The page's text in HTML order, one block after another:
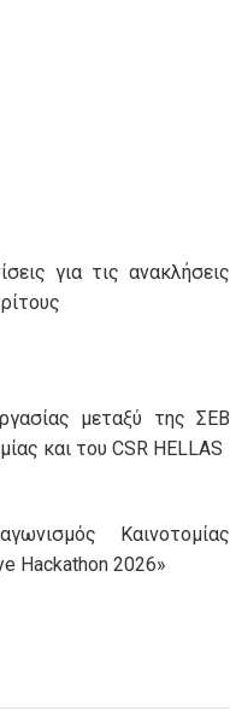
για τις ανακλήσεις
μεταξύ της ΣΕΒ
και του CSR HELLAS
Καινοτομίας
Hackathon 2026»